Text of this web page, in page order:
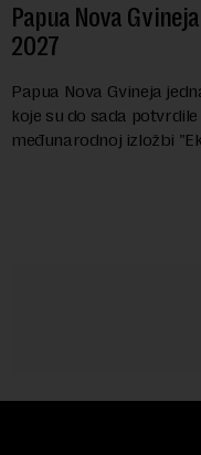
Papua Nova
2027
Papua Nova Gvineja
koje su do sada
međunarodnoj izložbi